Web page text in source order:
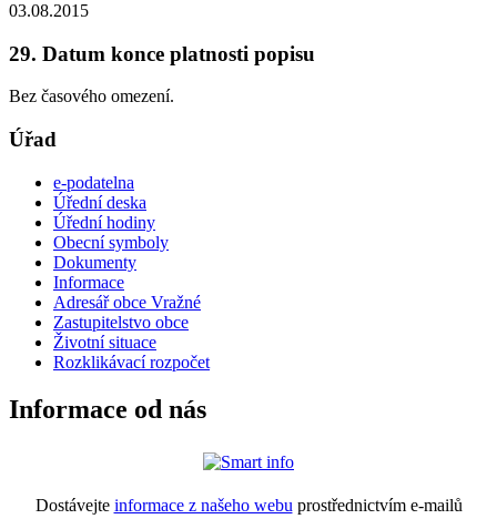
03.08.2015
29. Datum konce platnosti popisu
Bez časového omezení.
Úřad
e-podatelna
Úřední deska
Úřední hodiny
Obecní symboly
Dokumenty
Informace
Adresář obce Vražné
Zastupitelstvo obce
Životní situace
Rozklikávací rozpočet
Informace od nás
Dostávejte informace z našeho webu prostřednictvím e-mailů